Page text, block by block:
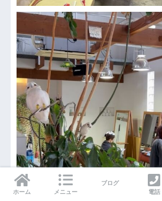
ホーム メニュー
ブログ
電話